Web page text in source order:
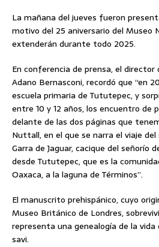
La mañana del jueves fueron
motivo del 25 aniversario del Museo
extenderán durante todo 2025.
En conferencia de prensa, el director
Adano Bernasconi, recordó que “en
escuela primaria de Tututepec, y
entre 10 y 12 años, los encuentro de
delante de las dos páginas que
Nuttall, en el que se narra el viaje del
Garra de Jaguar, cacique del señorío
desde Tututepec, que es la
Oaxaca, a la laguna de Términos”.
El manuscrito prehispánico, cuyo
Museo Británico de Londres,
representa una genealogía de la
savi.